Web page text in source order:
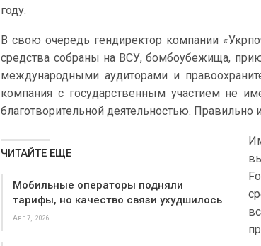
году.
В свою очередь гендиректор компании
средства собраны на ВСУ, бомбоубежища,
международными аудиторами и
компания с государственным участием не
благотворительной деятельностью. Правильно
ЧИТАЙТЕ ЕЩЕ
Мобильные операторы подняли
тарифы, но качество связи ухудшилось
Авг 7, 2026